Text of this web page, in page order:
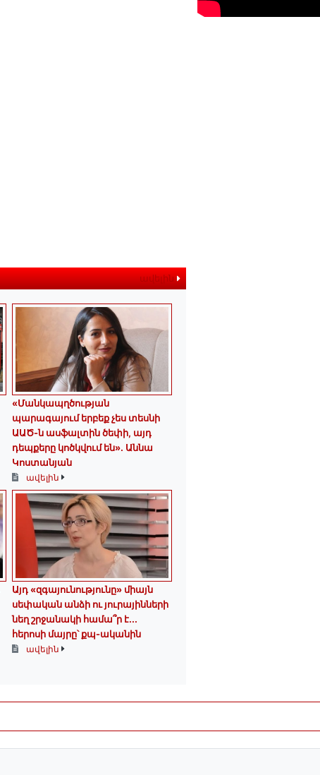
ավելին
«Մանկապղծության
պարագայում երբեք չես տեսնի
ԱԱԾ-ն ասֆալտին ծեփի, այդ
դեպքերը կոծկվում են»․ Աննա
Կոստանյան
ավելին
Այդ «զգայունությունը» միայն
սեփական անձի ու յուրայինների
նեղ շրջանակի համա՞ր է․․․
հերոսի մայրը՝ քպ-ականին
ավելին